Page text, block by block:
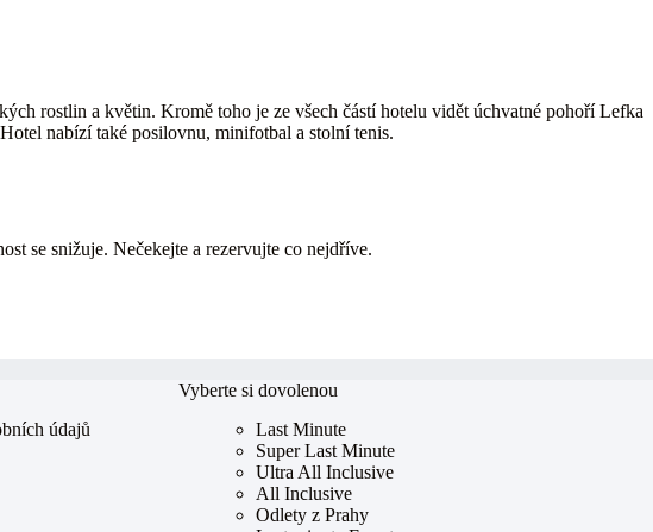
rostlin a květin. Kromě toho je ze všech částí hotelu vidět úchvatné pohoří Lefka
nabízí také posilovnu, minifotbal a stolní tenis.
se snižuje. Nečekejte a rezervujte co nejdříve.
údajů
Vyberte si dovolenou
Last Minute
Super Last Minute
Ultra All Inclusive
All Inclusive
Odlety z Prahy